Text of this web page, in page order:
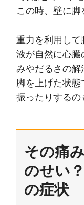
この時、壁に脚
重力を利用し
液が自然に心臓
みやだるさの解
脚を上げた状態
振ったりするの
その痛
のせい
の症状